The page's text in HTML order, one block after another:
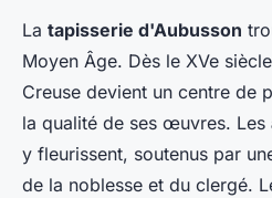
La tapisserie d'Aubusson
Moyen Âge. Dès le XVe
Creuse devient un centre de
la qualité de ses œuvres. Les
y fleurissent, soutenus par
de la noblesse et du clergé.